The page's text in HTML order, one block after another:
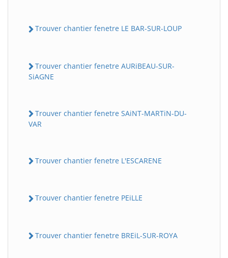
Trouver chantier fenetre LE BAR-SUR-LOUP
Trouver chantier fenetre AURiBEAU-SUR-
SiAGNE
Trouver chantier fenetre SAiNT-MARTiN-DU-
VAR
Trouver chantier fenetre L'ESCARENE
Trouver chantier fenetre PEiLLE
Trouver chantier fenetre BREiL-SUR-ROYA